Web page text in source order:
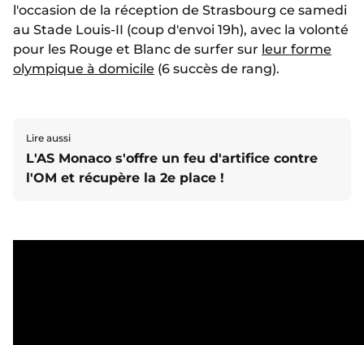
l'occasion de la réception de Strasbourg ce samedi
au Stade Louis-II (coup d'envoi 19h), avec la volonté
pour les Rouge et Blanc de surfer sur leur forme
olympique à domicile (6 succès de rang).
Lire aussi
L'AS Monaco s'offre un feu d'artifice contre
l'OM et récupère la 2e place !